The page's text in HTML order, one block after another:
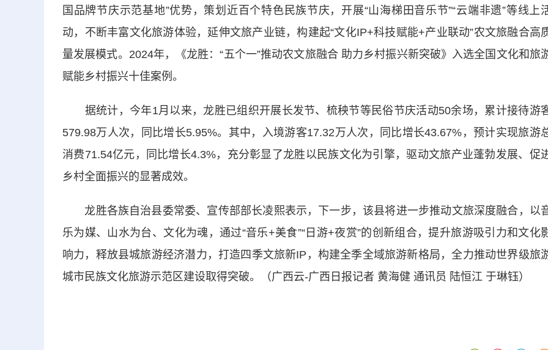
国品牌节庆示范基地”优势，策划近百个特色民族节庆，开展“山海梯田音乐节”“云端非遗”等线上
动，不断丰富文化旅游体验，延伸文旅产业链，构建起“文化IP+科技赋能+产业联动”农文旅融合高
量发展模式。2024年，《龙胜：“五个一”推动农文旅融合 助力乡村振兴新突破》入选全国文化和旅
赋能乡村振兴十佳案例。
据统计，今年1月以来，龙胜已组织开展长发节、梳秧节等民俗节庆活动50余场，累计接待游
579.98万人次，同比增长5.95%。其中，入境游客17.32万人次，同比增长43.67%，预计实现旅游
消费71.54亿元，同比增长4.3%，充分彰显了龙胜以民族文化为引擎，驱动文旅产业蓬勃发展、促
乡村全面振兴的显著成效。
龙胜各族自治县委常委、宣传部部长凌熙表示，下一步，该县将进一步推动文旅深度融合，以
乐为媒、山水为台、文化为魂，通过“音乐+美食”“日游+夜赏”的创新组合，提升旅游吸引力和文化
响力，释放县城旅游经济潜力，打造四季文旅新IP，构建全季全域旅游新格局，全力推动世界级旅
城市民族文化旅游示范区建设取得突破。（广西云-广西日报记者 黄海健 通讯员 陆恒江 于琳钰）